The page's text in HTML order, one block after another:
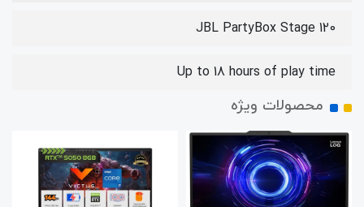
JBL PartyBox Stage 120
Up to 18 hours of play time
محصولات ویژه